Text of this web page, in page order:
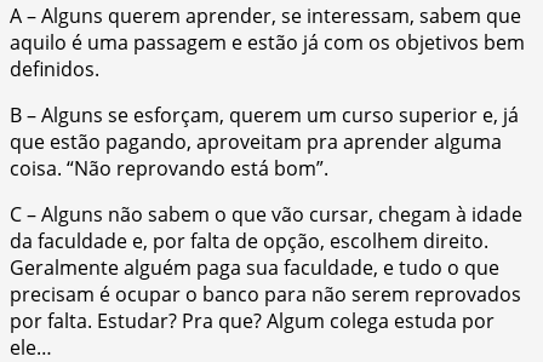
A – Alguns querem aprender, se interessam, sabem que
aquilo é uma passagem e estão já com os objetivos bem
definidos.
B – Alguns se esforçam, querem um curso superior e, já
que estão pagando, aproveitam pra aprender alguma
coisa. “Não reprovando está bom”.
C – Alguns não sabem o que vão cursar, chegam à idade
da faculdade e, por falta de opção, escolhem direito.
Geralmente alguém paga sua faculdade, e tudo o que
precisam é ocupar o banco para não serem reprovados
por falta. Estudar? Pra que? Algum colega estuda por
ele…